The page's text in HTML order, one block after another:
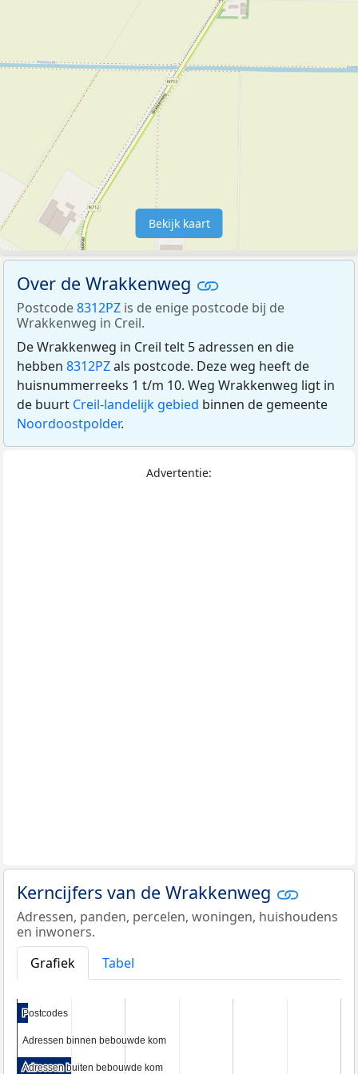
Bekijk kaart
Over de Wrakkenweg
Postcode8312PZ is de enige postcode bij de
Wrakkenweg in Creil.
De Wrakkenweg in Creil telt 5 adressen en die
hebben 8312PZals postcode. Deze weg heeft de
huisnummerreeks 1 t/m 10. Weg Wrakkenweg ligt in
de buurt Creil-landelijk gebied binnen de gemeente
Noordoostpolder.
Advertentie:
Kerncijfers van de Wrakkenweg
Adressen, panden, percelen, woningen, huishoudens
en inwoners.
Grafiek
Tabel
Postcodes
Postcodes
Adressen binnen bebouwde kom
Adressen binnen bebouwde kom
Adressen buiten bebouwde kom
Adressen buiten bebouwde kom